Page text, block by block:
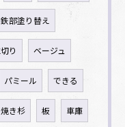
部塗り替え
り ベージュ
パミール できる
焼き杉 板 車庫